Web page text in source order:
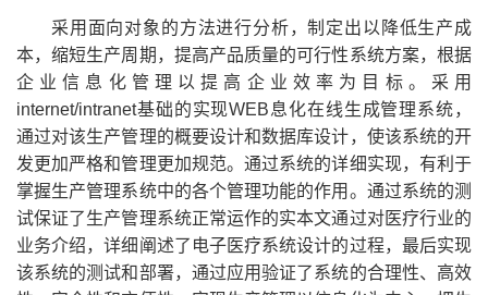
采用面向对象的方法进行分析，制定出以降低生产成
本，缩短生产周期，提高产品质量的可行性系统方案，根据
企业信息化管理以提高企业效率为目标。采用
internet/intranet基础的实现WEB息化在线生成管理系统，
通过对该生产管理的概要设计和数据库设计，使该系统的开
发更加严格和管理更加规范。通过系统的详细实现，有利于
掌握生产管理系统中的各个管理功能的作用。通过系统的测
试保证了生产管理系统正常运作的实本文通过对医疗行业的
业务介绍，详细阐述了电子医疗系统设计的过程，最后实现
该系统的测试和部署，通过应用验证了系统的合理性、高效